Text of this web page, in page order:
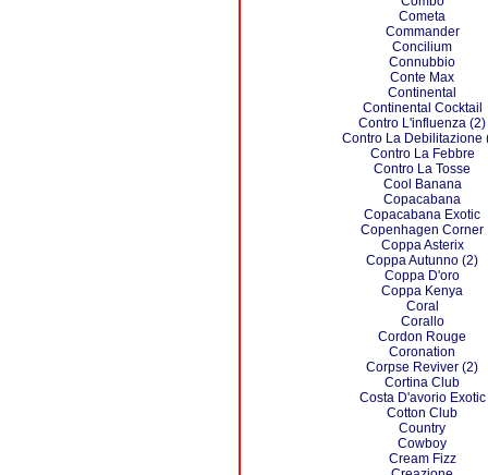
Cometa
Commander
Concilium
Connubbio
Conte Max
Continental
Continental Cocktail
Contro L'influenza (2)
Contro La Debilitazione
Contro La Febbre
Contro La Tosse
Cool Banana
Copacabana
Copacabana Exotic
Copenhagen Corner
Coppa Asterix
Coppa Autunno (2)
Coppa D'oro
Coppa Kenya
Coral
Corallo
Cordon Rouge
Coronation
Corpse Reviver (2)
Cortina Club
Costa D'avorio Exotic
Cotton Club
Country
Cowboy
Cream Fizz